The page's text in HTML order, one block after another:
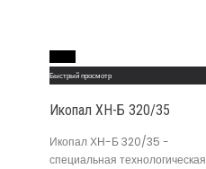
Быстрый просмотр
Икопал ХН-Б 320/35
Икопал ХН-Б 320/35 -
специальная технологическая